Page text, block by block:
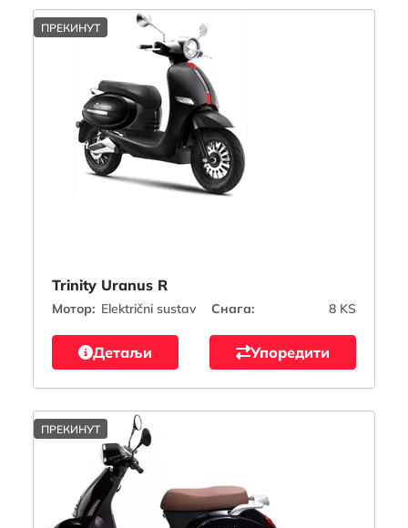
ПРЕКИНУТ
Trinity Uranus R
Мотор: Električni sustav Снага: 8 KS
Детаљи Упоредити
ПРЕКИНУТ